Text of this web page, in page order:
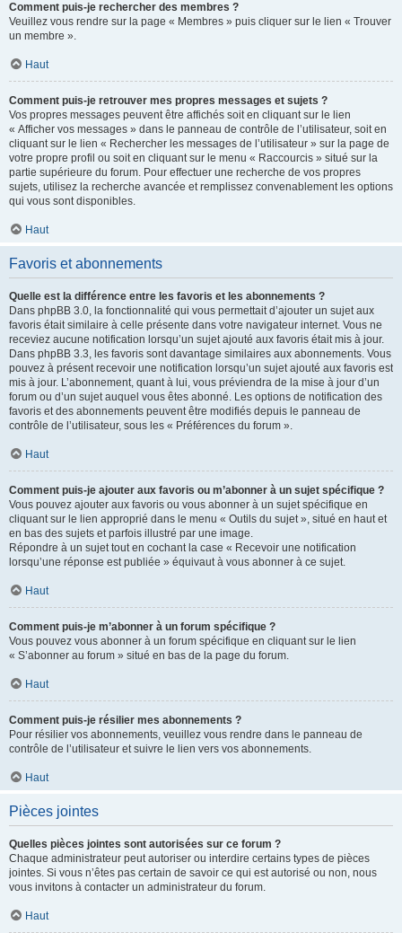
Comment puis-je rechercher des membres ?
Veuillez vous rendre sur la page « Membres » puis cliquer sur le lien « Trouver
un membre ».
Haut
Comment puis-je retrouver mes propres messages et sujets ?
Vos propres messages peuvent être affichés soit en cliquant sur le lien
« Afficher vos messages » dans le panneau de contrôle de l’utilisateur, soit en
cliquant sur le lien « Rechercher les messages de l’utilisateur » sur la page de
votre propre profil ou soit en cliquant sur le menu « Raccourcis » situé sur la
partie supérieure du forum. Pour effectuer une recherche de vos propres
sujets, utilisez la recherche avancée et remplissez convenablement les options
qui vous sont disponibles.
Haut
Favoris et abonnements
Quelle est la différence entre les favoris et les abonnements ?
Dans phpBB 3.0, la fonctionnalité qui vous permettait d’ajouter un sujet aux
favoris était similaire à celle présente dans votre navigateur internet. Vous ne
receviez aucune notification lorsqu’un sujet ajouté aux favoris était mis à jour.
Dans phpBB 3.3, les favoris sont davantage similaires aux abonnements. Vous
pouvez à présent recevoir une notification lorsqu’un sujet ajouté aux favoris est
mis à jour. L’abonnement, quant à lui, vous préviendra de la mise à jour d’un
forum ou d’un sujet auquel vous êtes abonné. Les options de notification des
favoris et des abonnements peuvent être modifiés depuis le panneau de
contrôle de l’utilisateur, sous les « Préférences du forum ».
Haut
Comment puis-je ajouter aux favoris ou m’abonner à un sujet spécifique ?
Vous pouvez ajouter aux favoris ou vous abonner à un sujet spécifique en
cliquant sur le lien approprié dans le menu « Outils du sujet », situé en haut et
en bas des sujets et parfois illustré par une image.
Répondre à un sujet tout en cochant la case « Recevoir une notification
lorsqu’une réponse est publiée » équivaut à vous abonner à ce sujet.
Haut
Comment puis-je m’abonner à un forum spécifique ?
Vous pouvez vous abonner à un forum spécifique en cliquant sur le lien
« S’abonner au forum » situé en bas de la page du forum.
Haut
Comment puis-je résilier mes abonnements ?
Pour résilier vos abonnements, veuillez vous rendre dans le panneau de
contrôle de l’utilisateur et suivre le lien vers vos abonnements.
Haut
Pièces jointes
Quelles pièces jointes sont autorisées sur ce forum ?
Chaque administrateur peut autoriser ou interdire certains types de pièces
jointes. Si vous n’êtes pas certain de savoir ce qui est autorisé ou non, nous
vous invitons à contacter un administrateur du forum.
Haut